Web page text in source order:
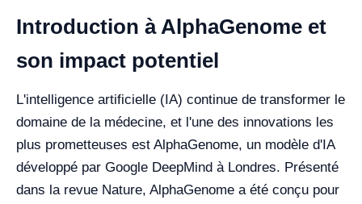
Introduction à AlphaGenome et
son impact potentiel
L'intelligence artificielle (IA) continue de transformer le
domaine de la médecine, et l'une des innovations les
plus prometteuses est AlphaGenome, un modèle d'IA
développé par Google DeepMind à Londres. Présenté
dans la revue Nature, AlphaGenome a été conçu pour